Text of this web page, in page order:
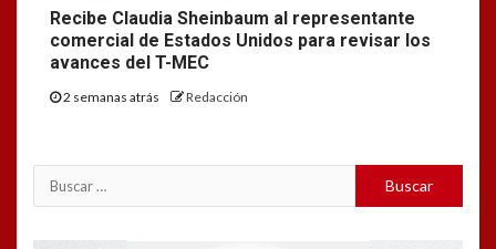
Recibe Claudia Sheinbaum al representante
comercial de Estados Unidos para revisar los
avances del T-MEC
2 semanas atrás Redacción
Buscar: